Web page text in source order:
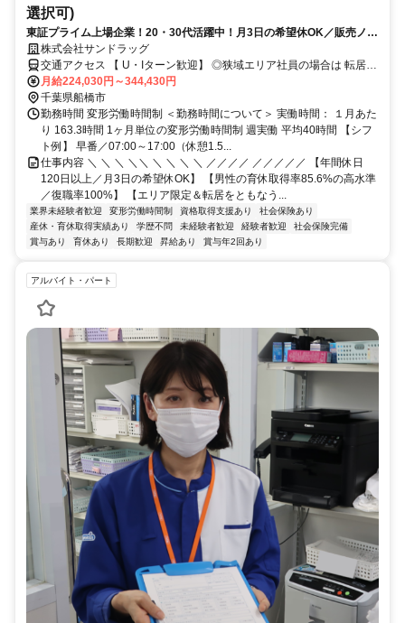
選択可)
東証プライム上場企業！20・30代活躍中！月3日の希望休OK／販売ノル
マなし／年収例32歳SV816万円／販促企画～商品管理など店舗運営がメ
インの仕事
株式会社サンドラッグ
交通アクセス 【 U・Iターン歓迎】 ◎狭域エリア社員の場合は 転居を
伴う転勤はありません。 ◎マイカー通勤OK
月給224,030円～344,430円
千葉県船橋市
勤務時間 変形労働時間制 ＜勤務時間について＞ 実働時間： １月あた
り 163.3時間 1ヶ月単位の変形労働時間制 週実働 平均40時間 【シフ
ト例】 早番／07:00～17:00（休憩1.5...
仕事内容 ＼ ＼ ＼ ＼＼ ＼ ＼ ＼ ＼ ／／／／ ／／／／／ 【年間休日
120日以上／月3日の希望休OK】 【男性の育休取得率85.6%の高水準
／復職率100%】 【エリア限定＆転居をともなう...
業界未経験者歓迎 変形労働時間制 資格取得支援あり
社会保険あり
産休・育休取得実績あり
学歴不問 未経験者歓迎 経験者歓迎
社会保険完備
賞与あり
育休あり 長期歓迎 昇給あり 賞与年2回あり
アルバイト・パート